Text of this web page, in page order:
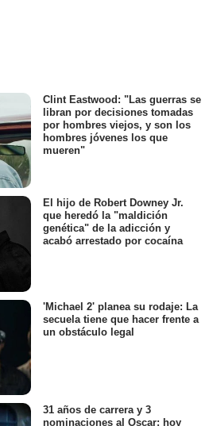
Clint Eastwood: "Las guerras se
libran por decisiones tomadas
por hombres viejos, y son los
hombres jóvenes los que
mueren"
El hijo de Robert Downey Jr.
que heredó la "maldición
genética" de la adicción y
acabó arrestado por cocaína
'Michael 2' planea su rodaje: La
secuela tiene que hacer frente a
un obstáculo legal
31 años de carrera y 3
nominaciones al Oscar: hoy